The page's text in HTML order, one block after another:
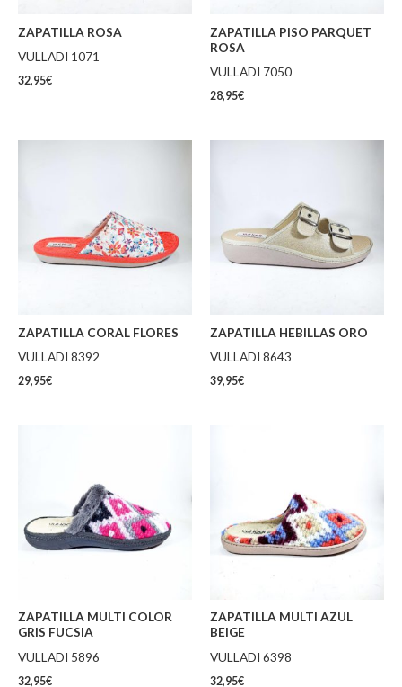
ZAPATILLA ROSA
VULLADI 1071
32,95€
ZAPATILLA PISO PARQUET
ROSA
VULLADI 7050
28,95€
ZAPATILLA CORAL FLORES
VULLADI 8392
29,95€
ZAPATILLA HEBILLAS ORO
VULLADI 8643
39,95€
ZAPATILLA MULTI COLOR
GRIS FUCSIA
VULLADI 5896
32,95€
ZAPATILLA MULTI AZUL
BEIGE
VULLADI 6398
32,95€